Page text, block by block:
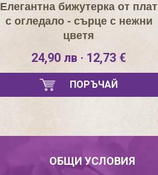
Елегантна бижутерка от плат
с огледало - сърце с нежни
цветя
24,90 лв · 12,73 €
ПОРЪЧАЙ
ОБЩИ УСЛОВИЯ